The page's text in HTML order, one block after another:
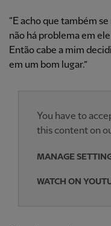
“E acho que também
não há problema em
Então cabe a mim
em um bom lugar.”
You have to
this content on
MANAGE
WATCH ON